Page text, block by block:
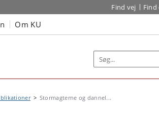
Find vej
Om KU
Stormagterne og dannel...